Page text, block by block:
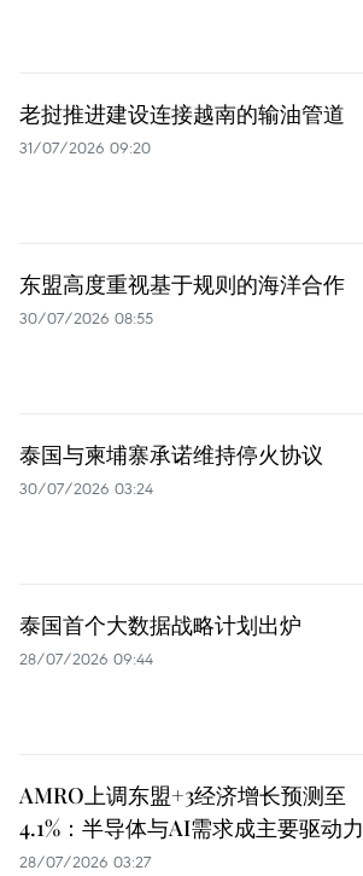
老挝推进建设连接越南的输油管道
31/07/2026 09:20
东盟高度重视基于规则的海洋合作
30/07/2026 08:55
泰国与柬埔寨承诺维持停火协议
30/07/2026 03:24
泰国首个大数据战略计划出炉
28/07/2026 09:44
AMRO上调东盟+3经济增长预测至
4.1%：半导体与AI需求成主要驱动力
28/07/2026 03:27